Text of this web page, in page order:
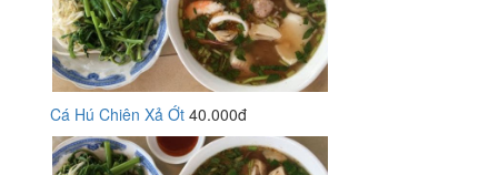
Cá Hú Chiên Xả Ớt 40.000đ